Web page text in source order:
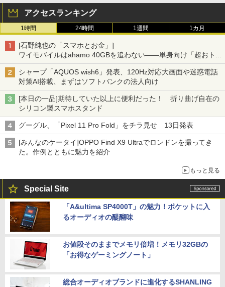
アクセスランキング
1時間 24時間 1週間 1カ月
[石野純也の「スマホとお金」]
ワイモバイルはahamo 40GBを追わない――単身向け「超おトク
割」の安さと1年限定の注意点
シャープ「AQUOS wish6」発表、120Hz対応大画面や迷惑電話
対策AI搭載、まずはソフトバンクの法人向け
[本日の一品]期待していた以上に便利だった！ 折り曲げ自在の
シリコン製スマホスタンド
グーグル、「Pixel 11 Pro Fold」をチラ見せ 13日発表
[みんなのケータイ]OPPO Find X9 Ultraでロンドンを撮ってき
た。作例とともに魅力を紹介
もっと見る
Special Site
「A&ultima SP4000T」の魅力！ポケットに入
るオーディオの醍醐味
お値段そのままでメモリ倍増！メモリ32GBの
「お得なゲーミングノート」
総合オーディオブランドに進化するSHANLING